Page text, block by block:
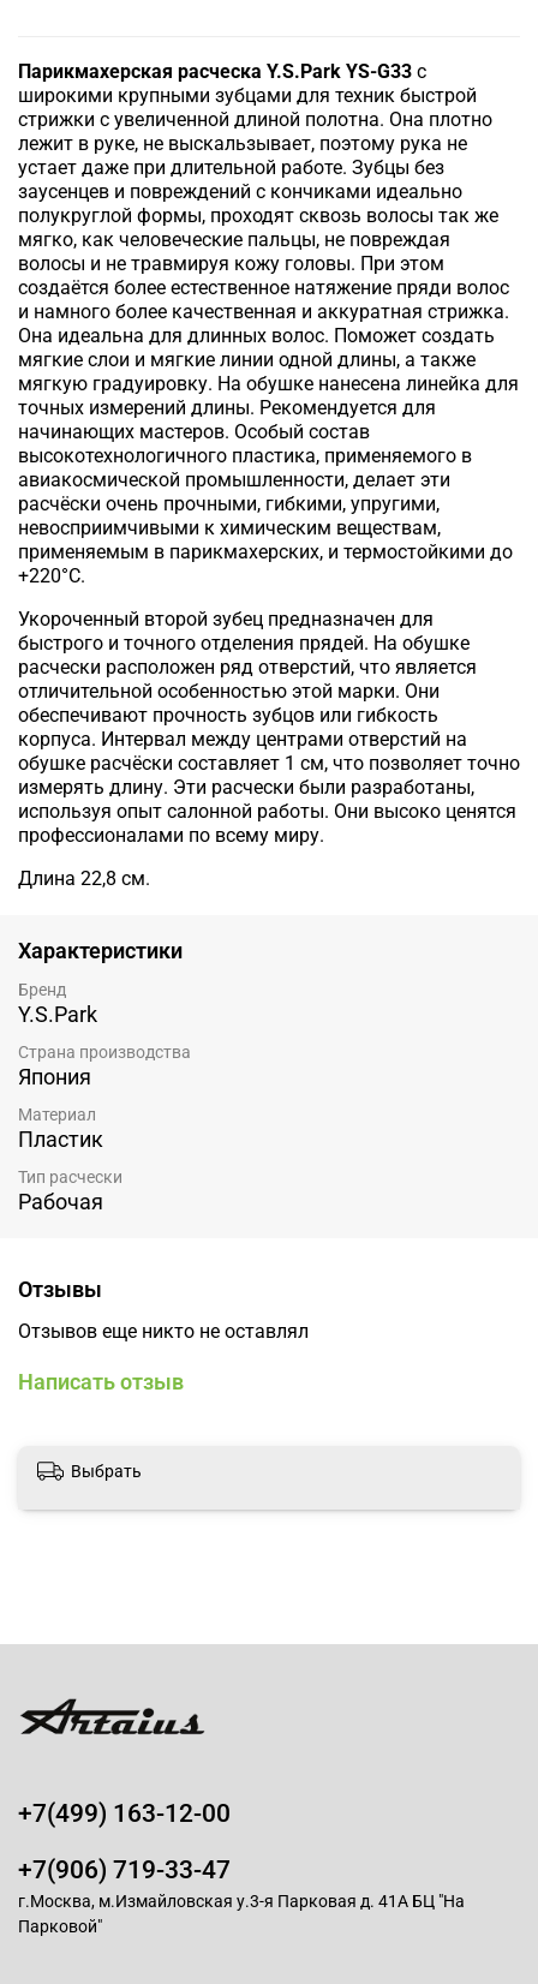
Парикмахерская расческа Y.S.Park YS-G33 с
широкими крупными зубцами для техник быстрой
стрижки с увеличенной длиной полотна. Она плотно
лежит в руке, не выскальзывает, поэтому рука не
устает даже при длительной работе. Зубцы без
заусенцев и повреждений с кончиками идеально
полукруглой формы, проходят сквозь волосы так же
мягко, как человеческие пальцы, не повреждая
волосы и не травмируя кожу головы. При этом
создаётся более естественное натяжение пряди волос
и намного более качественная и аккуратная стрижка.
Она идеальна для длинных волос. Поможет создать
мягкие слои и мягкие линии одной длины, а также
мягкую градуировку. На обушке нанесена линейка для
точных измерений длины. Рекомендуется для
начинающих мастеров. Особый состав
высокотехнологичного пластика, применяемого в
авиакосмической промышленности, делает эти
расчёски очень прочными, гибкими, упругими,
невосприимчивыми к химическим веществам,
применяемым в парикмахерских, и термостойкими до
+220°С.
Укороченный второй зубец предназначен для
быстрого и точного отделения прядей. На обушке
расчески расположен ряд отверстий, что является
отличительной особенностью этой марки. Они
обеспечивают прочность зубцов или гибкость
корпуса. Интервал между центрами отверстий на
обушке расчёски составляет 1 см, что позволяет точно
измерять длину. Эти расчески были разработаны,
используя опыт салонной работы. Они высоко ценятся
профессионалами по всему миру.
Длина 22,8 см.
Характеристики
Бренд
Y.S.Park
Страна производства
Япония
Материал
Пластик
Тип расчески
Рабочая
Отзывы
Отзывов еще никто не оставлял
Написать отзыв
Выбрать
+7(499) 163-12-00
+7(906) 719-33-47
г.Москва, м.Измайловская у.3-я Парковая д. 41А БЦ "На
Парковой"